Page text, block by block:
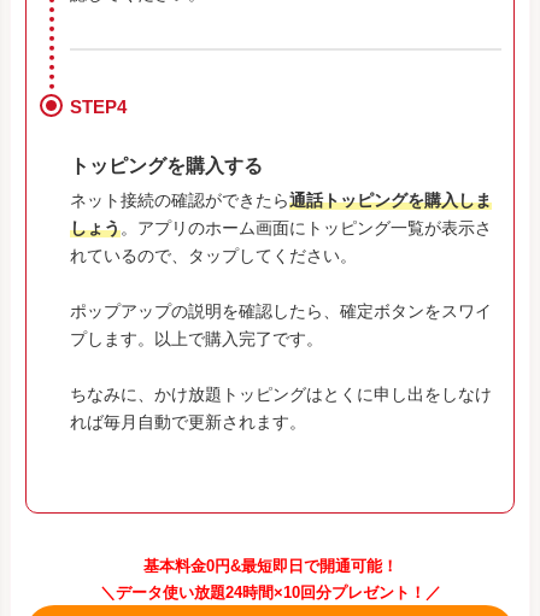
STEP4
トッピングを購入する
ネット接続の確認ができたら通話トッピングを購入しま
しょう。アプリのホーム画面にトッピング一覧が表示さ
れているので、タップしてください。
ポップアップの説明を確認したら、確定ボタンをスワイ
プします。以上で購入完了です。
ちなみに、かけ放題トッピングはとくに申し出をしなけ
れば毎月自動で更新されます。
基本料金0円&最短即日で開通可能！
＼データ使い放題24時間×10回分プレゼント！／